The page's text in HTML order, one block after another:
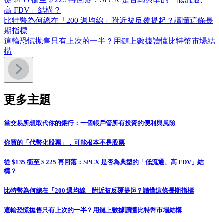
高 FDV」結構？
比特幣為何總在「200 週均線」附近被反覆提起？讀懂這條長
期指標
這輪恐慌拋售只有上次的一半？用鏈上數據讀懂比特幣市場結
構
更多主題
當交易所想取代你的銀行：一個帳戶管所有投資的便利與風險
你買的「代幣化股票」，可能根本不是股票
從 $135 衝至 $ 225 再回落：SPCX 是否為典型的「低流通、高 FDV」結
構？
比特幣為何總在「200 週均線」附近被反覆提起？讀懂這條長期指標
這輪恐慌拋售只有上次的一半？用鏈上數據讀懂比特幣市場結構